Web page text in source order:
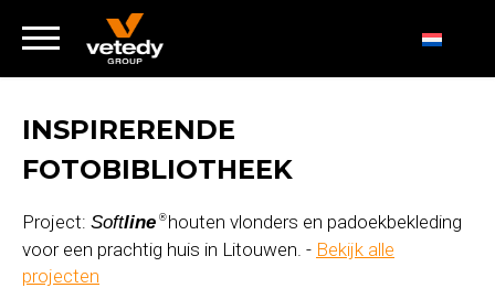
INSPIRERENDE
FOTOBIBLIOTHEEK
Project: Softline ®houten vlonders en padoekbekleding
voor een prachtig huis in Litouwen. - Bekijk alle
projecten